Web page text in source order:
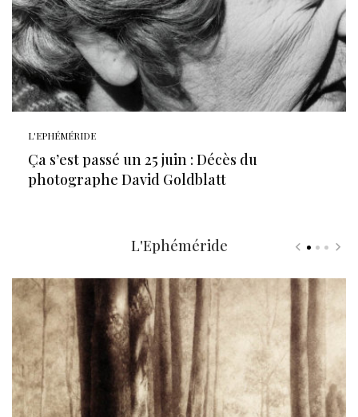
L'EPHÉMÉRIDE
Ça s’est passé un 25 juin : Décès du
photographe David Goldblatt
L'Ephéméride